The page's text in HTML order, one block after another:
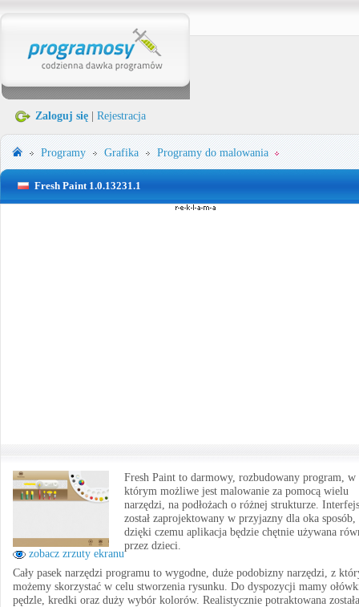
Zaloguj się Rejestracja
Programy Grafika Programy do malowania
Fresh Paint 1.0.13231.1
zobacz zrzuty ekranu
Fresh Paint to darmowy, rozbudowany program, w
którym możliwe jest malowanie za pomocą wielu
narzędzi, na podłożach o różnej strukturze. Interfejs
został zaprojektowany w przyjazny dla oka sposób,
dzięki czemu aplikacja będzie chętnie używana
przez dzieci.
Cały pasek narzędzi programu to wygodne, duże podobizny narzędzi, z
możemy skorzystać w celu stworzenia rysunku. Do dyspozycji mamy
pędzle, kredki oraz duży wybór kolorów. Realistycznie potraktowana została